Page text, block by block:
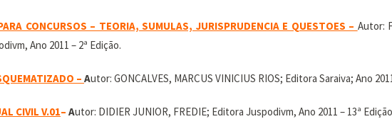
CONCURSOS – TEORIA, SUMULAS, JURISPRUDENCIA E QUESTOES – Autor:
Ano 2011 – 2ª Edição.
– Autor: GONCALVES, MARCUS VINICIUS RIOS; Editora Saraiva; Ano
CIVIL V.01– Autor: DIDIER JUNIOR, FREDIE; Editora Juspodivm, Ano 2011 – 13ª